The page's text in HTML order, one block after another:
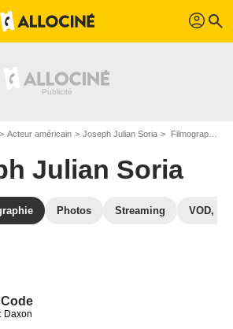
profil search
Acteur américain Joseph Julian Soria Filmographie Joseph Julian Soria
Julian Soria
Photos Streaming VOD,
Daxon